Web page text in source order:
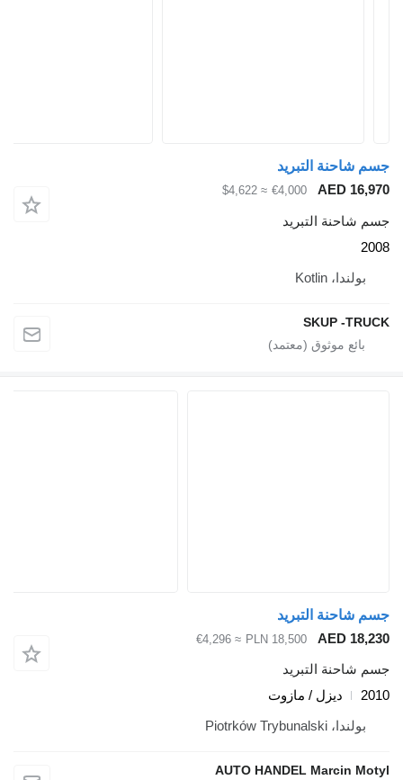
≈ $4,622
PLN
≈ €4,296
AUTO